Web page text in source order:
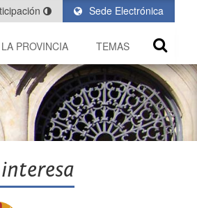
Sede Electrónica
LA PROVINCIA TEMAS
interesa